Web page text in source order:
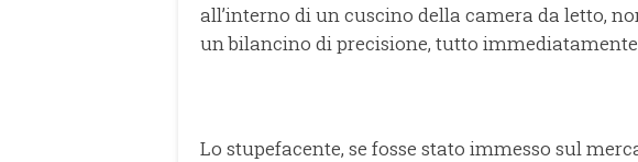
all’interno di un cuscino della camera da letto,
un bilancino di precisione, tutto immediatamente
Lo stupefacente, se fosse stato immesso sul